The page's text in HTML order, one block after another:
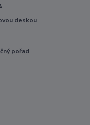
deskou
pořad